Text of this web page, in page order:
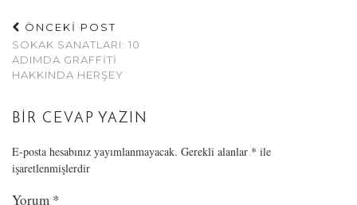
ÖNCEKİ POST
SOKAK SANATLARI: 10
ADIMDA GRAFFITI
HAKKINDA HERŞEY
BIR CEVAP YAZIN
E-posta hesabınız yayımlanmayacak. Gerekli alanlar * ile
işaretlenmişlerdir
Yorum *